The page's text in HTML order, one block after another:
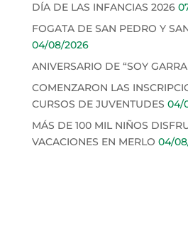
DÍA DE LAS INFANCIAS 2026
FOGATA DE SAN PEDRO Y
04/08/2026
ANIVERSARIO DE “SOY
COMENZARON LAS
CURSOS DE JUVENTUDES 04/
MÁS DE 100 MIL NIÑOS
VACACIONES EN MERLO 04/